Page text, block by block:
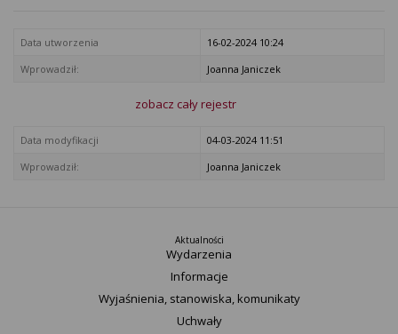
Data utworzenia
16-02-2024 10:24
Wprowadził:
Joanna Janiczek
zobacz cały rejestr
Data modyfikacji
04-03-2024 11:51
Wprowadził:
Joanna Janiczek
Aktualności
Wydarzenia
Informacje
Wyjaśnienia, stanowiska, komunikaty
Uchwały